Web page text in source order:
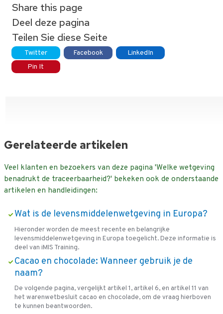
Share this page
Deel deze pagina
Teilen Sie diese Seite
Twitter Facebook
LinkedIn
Pin It
Gerelateerde artikelen
Veel klanten en bezoekers van deze pagina 'Welke wetgeving
benadrukt de traceerbaarheid?' bekeken ook de onderstaande
artikelen en handleidingen:
Wat is de levensmiddelenwetgeving in Europa?
Hieronder worden de meest recente en belangrijke
levensmiddelenwetgeving in Europa toegelicht. Deze informatie is
deel van iMIS Training.
Cacao en chocolade: Wanneer gebruik je de
naam?
De volgende pagina, vergelijkt artikel 1, artikel 6, en artikel 11 van
het warenwetbesluit cacao en chocolade, om de vraag hierboven
te kunnen beantwoorden.